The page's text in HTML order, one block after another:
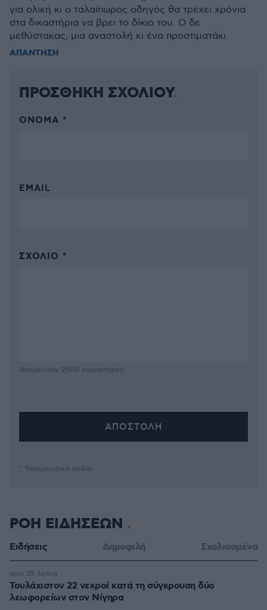
για ολική κι ο ταλαίπωρος οδηγός θα τρέχει χρόνια
στα δικαστήρια να βρει το δίκιο του. Ο δε
μεθύστακας, μια αναστολή κι ένα προστιματάκι.
ΑΠΑΝΤΗΣΗ
ΠΡΟΣΘΗΚΗ ΣΧΟΛΙΟΥ
ΌΝΟΜΑ *
EMAIL
ΣΧΌΛΙΟ *
Απομένουν 2500 χαρακτήρες
* Υποχρεωτικά πεδία
ΡΟΗ ΕΙΔΗΣΕΩΝ
Ειδήσεις Δημοφιλή Σχολιασμένα
Τουλάχιστον 22 νεκροί κατά τη σύγκρουση δύο
λεωφορείων στον Νίγηρα
πριν 35 λεπτά